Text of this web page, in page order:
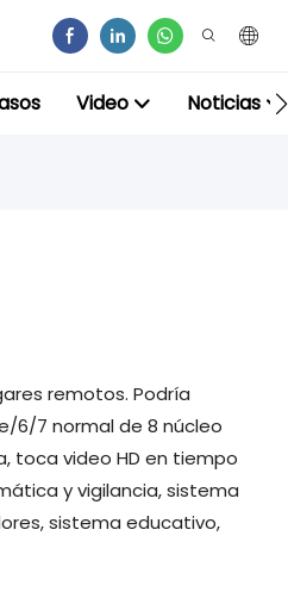
Video Noticias
remotos. Podría
6/7 normal de 8 núcleo
toca video HD en tiempo
y vigilancia, sistema
sistema educativo,